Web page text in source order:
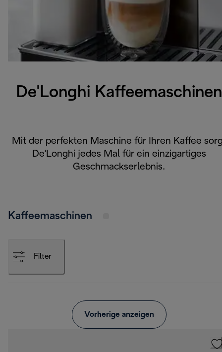
De'Longhi Kaffeemaschinen
Mit der perfekten Maschine für Ihren Kaffee
De'Longhi jedes Mal für ein einzigartiges
Geschmackserlebnis.
Kaffeemaschinen
Filter
Vorherige anzeigen